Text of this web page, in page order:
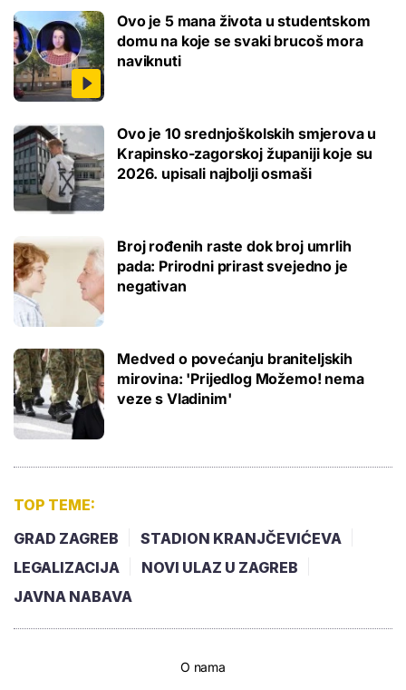
Ovo je 5 mana života u studentskom
domu na koje se svaki brucoš mora
naviknuti
Ovo je 10 srednjoškolskih smjerova u
Krapinsko-zagorskoj županiji koje su
2026. upisali najbolji osmaši
Broj rođenih raste dok broj umrlih
pada: Prirodni prirast svejedno je
negativan
Medved o povećanju braniteljskih
mirovina: 'Prijedlog Možemo! nema
veze s Vladinim'
TOP TEME:
GRAD ZAGREB
STADION KRANJČEVIĆEVA
LEGALIZACIJA
NOVI ULAZ U ZAGREB
JAVNA NABAVA
O nama